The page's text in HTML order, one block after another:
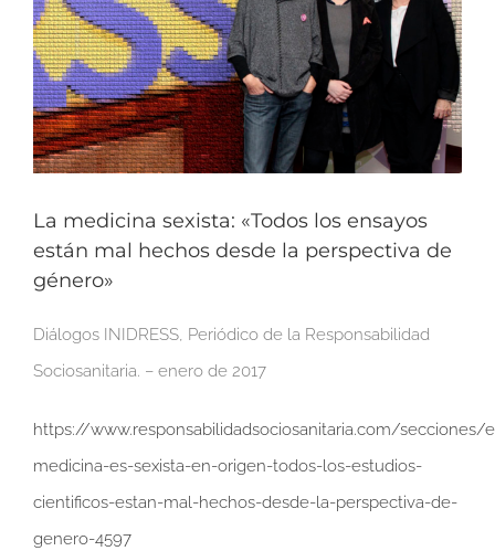
grande
La medicina sexista: «Todos los ensayos
están mal hechos desde la perspectiva de
género»
Diálogos INIDRESS, Periódico de la Responsabilidad
Sociosanitaria. – enero de 2017
https://www.responsabilidadsociosanitaria.com/secciones/
medicina-es-sexista-en-origen-todos-los-estudios-
cientificos-estan-mal-hechos-desde-la-perspectiva-de-
genero-4597